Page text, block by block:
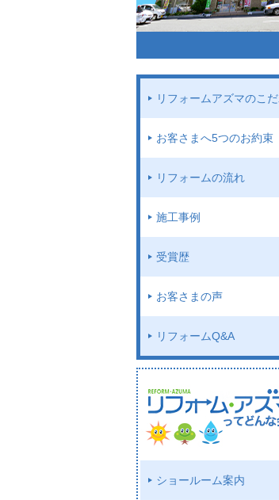
リフォームアズマのこだ
お客さまへ5つのお約束
リフォームの流れ
施工事例
受賞歴
お客さまの声
リフォームQ&A
ショールーム案内